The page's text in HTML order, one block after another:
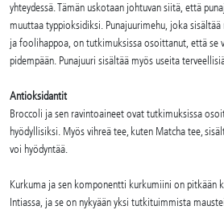
yhteydessä. Tämän uskotaan johtuvan siitä, että
muuttaa typpioksidiksi. Punajuurimehu, joka
ja foolihappoa, on tutkimuksissa osoittanut, että se
pidempään. Punajuuri sisältää myös useita
Antioksidantit
Broccoli ja sen ravintoaineet ovat tutkimuksissa
hyödyllisiksi. Myös vihreä tee, kuten Matcha tee,
voi hyödyntää.
Kurkuma ja sen komponentti kurkumiini on pitkään
Intiassa, ja se on nykyään yksi tutkituimmista